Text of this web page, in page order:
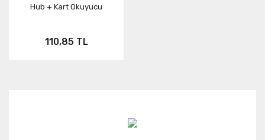
Hub + Kart Okuyucu
110,85 TL